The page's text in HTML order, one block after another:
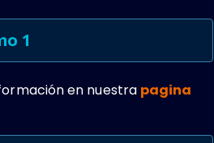
1
en nuestra pagina